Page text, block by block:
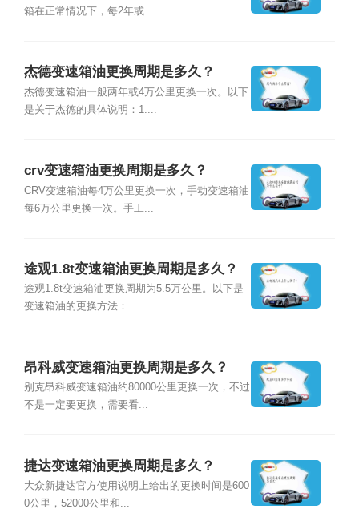
箱在正常情况下，每2年或...
杰德变速箱油更换周期是多久？
杰德变速箱油一般两年或4万公里更换一次。以下
是关于杰德的具体说明：1....
crv变速箱油更换周期是多久？
CRV变速箱油每4万公里更换一次，手动变速箱油
每6万公里更换一次。手工...
途观1.8t变速箱油更换周期是多久？
途观1.8t变速箱油更换周期为5.5万公里。以下是
变速箱油的更换方法：...
昂科威变速箱油更换周期是多久？
别克昂科威变速箱油约80000公里更换一次，不过
不是一定要更换，需要看...
捷达变速箱油更换周期是多久？
大众新捷达官方使用说明上给出的更换时间是600
0公里，52000公里和...